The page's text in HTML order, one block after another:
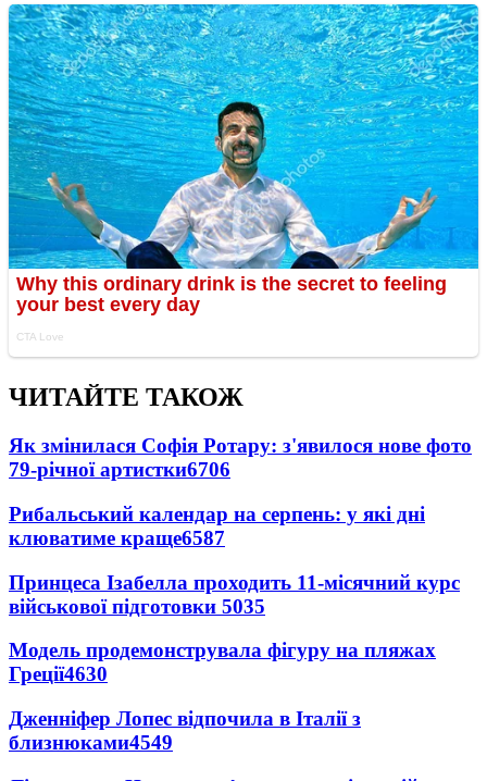
ЧИТАЙТЕ ТАКОЖ
Як змінилася Софія Ротару: з'явилося нове фото
79-річної артистки6706
Рибальський календар на серпень: у які дні
клюватиме краще6587
Принцеса Ізабелла проходить 11-місячний курс
військової підготовки 5035
Модель продемонструвала фігуру на пляжах
Греції4630
Дженніфер Лопес відпочила в Італії з
близнюками4549